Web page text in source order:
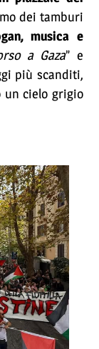
dei tamburi
musica e
a Gaza” e
più scanditi,
un cielo grigio